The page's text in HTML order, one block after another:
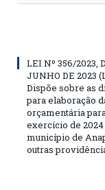
LEI Nº 356/2023,
JUNHO DE 2023
Dispõe sobre as
para elaboração
orçamentária
exercício de 2024
município de
outras